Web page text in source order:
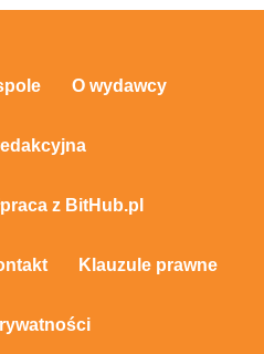
O wydawcy
z BitHub.pl
Klauzule prawne